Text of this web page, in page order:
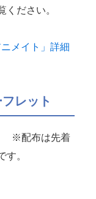
ください。
メイト」詳細
レット
※配布は先着
す。